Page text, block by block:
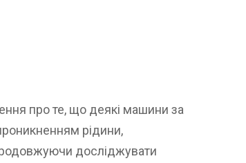
про те, що деякі машини за
рідини,
досліджувати